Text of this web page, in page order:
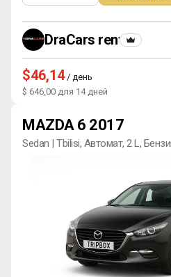
DraCars rental
$46,14/ день
$ 646,00 для 14 дней
MAZDA 6 2017
Sedan | Tbilisi, Автомат, 2 L,